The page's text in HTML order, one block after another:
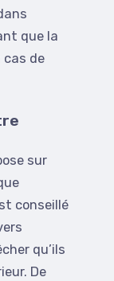
que la
cas de
sur
conseillé
qu’ils
De